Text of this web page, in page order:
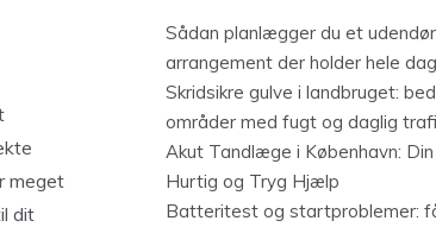
meget
dit
Sådan planlægger du et
arrangement der holder hele
Skridsikre gulve i landbruget:
områder med fugt og daglig
Akut Tandlæge i København:
Hurtig og Tryg Hjælp
Batteritest og startproblemer: